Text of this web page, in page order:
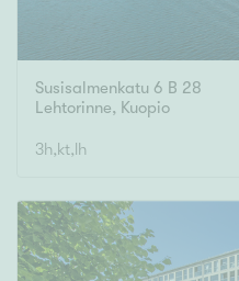
Susisalmenkatu 6 B 28
Lehtorinne, Kuopio
3h,kt,lh